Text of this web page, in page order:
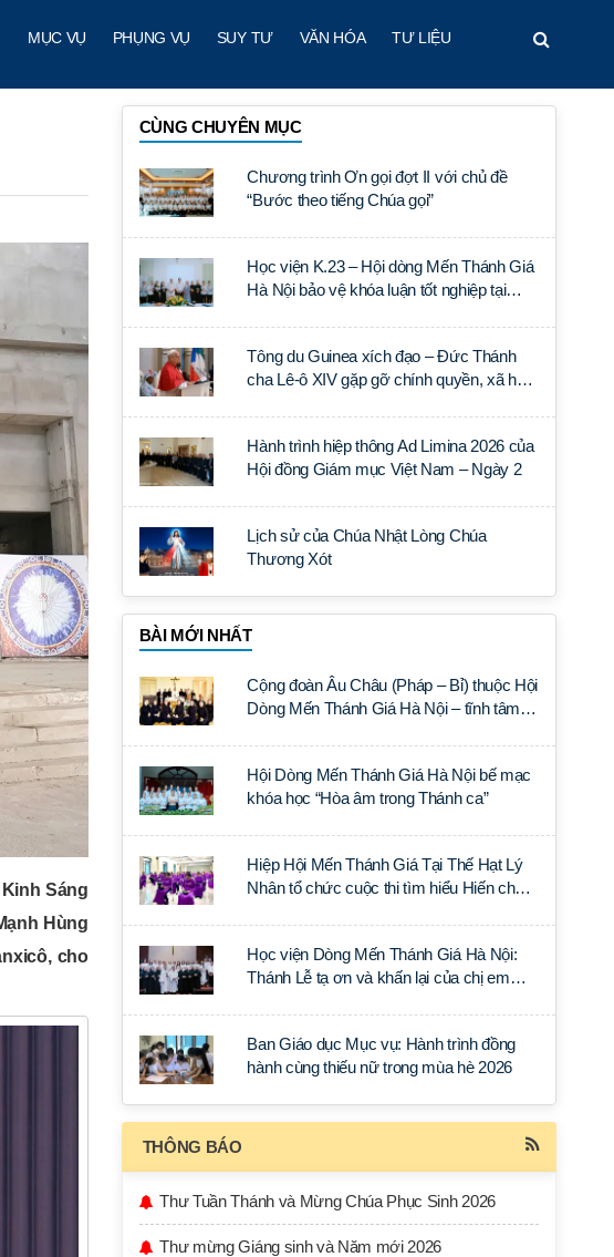
MỤC VỤ PHỤNG VỤ SUY TƯ VĂN HÓA TƯ LIỆU
Sáng
Hùng
cho
CÙNG CHUYÊN MỤC
Chương trình Ơn gọi đợt II với chủ đề
“Bước theo tiếng Chúa gọi”
Học viện K.23 – Hội dòng Mến Thánh Giá
Hà Nội bảo vệ khóa luận tốt nghiệp tại
Tông du Guinea xích đạo – Đức Thánh
cha Lê-ô XIV gặp gỡ chính quyền, xã hội
Hành trình hiệp thông Ad Limina 2026 của
Hội đồng Giám mục Việt Nam – Ngày 2
Lịch sử của Chúa Nhật Lòng Chúa
Thương Xót
BÀI MỚI NHẤT
Cộng đoàn Âu Châu (Pháp – Bỉ) thuộc Hội
Dòng Mến Thánh Giá Hà Nội – tĩnh tâm
Hội Dòng Mến Thánh Giá Hà Nội bế mạc
khóa học “Hòa âm trong Thánh ca”
Hiệp Hội Mến Thánh Giá Tại Thế Hạt Lý
Nhân tổ chức cuộc thi tìm hiểu Hiến chế
Học viện Dòng Mến Thánh Giá Hà Nội:
Thánh Lễ tạ ơn và khấn lại của chị em
Ban Giáo dục Mục vụ: Hành trình đồng
hành cùng thiếu nữ trong mùa hè 2026
THÔNG BÁO
Thư Tuần Thánh và Mừng Chúa Phục Sinh 2026
Thư mừng Giáng sinh và Năm mới 2026